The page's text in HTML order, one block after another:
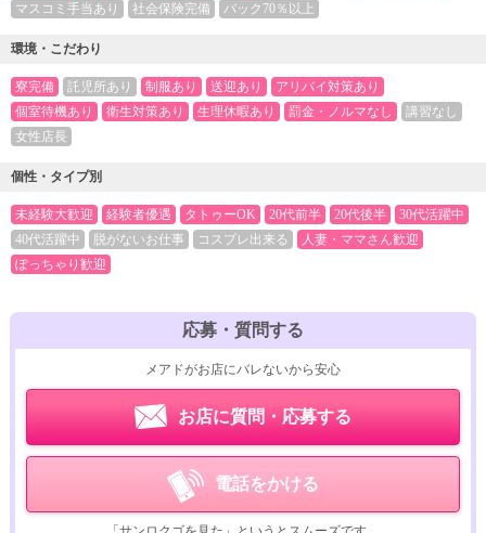
マスコミ手当あり
社会保険完備 バック70％以上
環境・こだわり
寮完備 託児所あり 制服あり 送迎あり
アリバイ対策あり
個室待機あり
衛生対策あり 生理休暇あり 罰金・ノルマなし
講習なし
女性店長
個性・タイプ別
未経験大歓迎 経験者優遇 タトゥーOK 20代前半 20代後半
30代活躍中
40代活躍中
脱がないお仕事 コスプレ出来る
人妻・ママさん歓迎
ぽっちゃり歓迎
応募・質問する
メアドがお店にバレないから安心
お店に質問・応募する
電話をかける